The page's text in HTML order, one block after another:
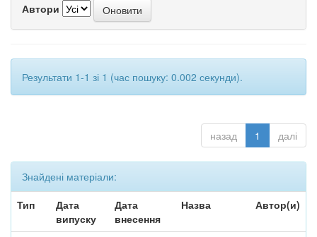
Автори
Результати 1-1 зі 1 (час пошуку: 0.002 секунди).
назад 1 далі
Знайдені матеріали:
Тип
Дата
випуску
Дата
внесення
Назва Автор(и)